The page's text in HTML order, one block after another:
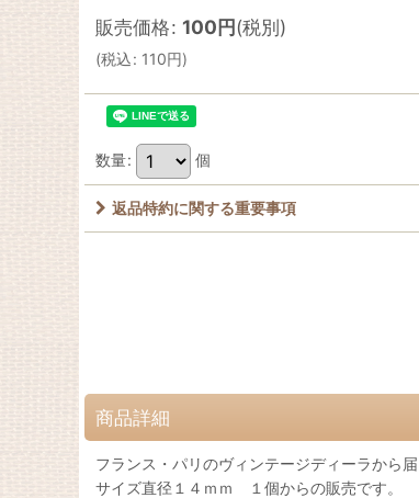
販売価格: 100円(税別)
(税込: 110円)
数量: 個
返品特約に関する重要事項
商品詳細
フランス・パリのヴィンテージディーラから
サイズ直径１４ｍｍ １個からの販売です。